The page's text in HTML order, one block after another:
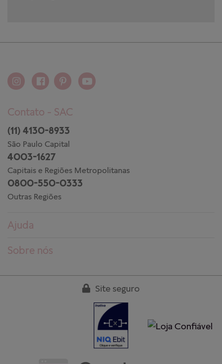
Ajuda
Entregas
Sobre nós
Contato - SAC
(11) 4130-8933
São Paulo Capital
4003-1627
Capitais e Regiões Metropolitanas
0800-550-0333
Outras Regiões
Site seguro